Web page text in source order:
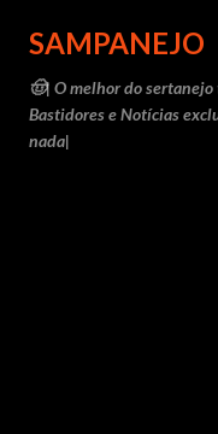
Pular
SAMPANEJO
🤠| O melhor do
Bastidores e Notícias
nada|